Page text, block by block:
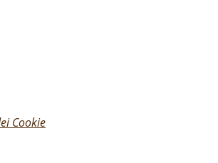
Cookie